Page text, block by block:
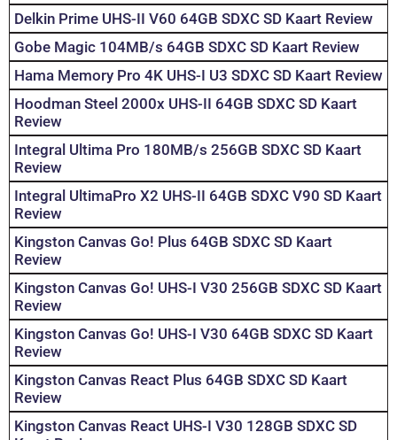
Delkin Prime UHS-II V60 64GB SDXC SD Kaart Review
Gobe Magic 104MB/s 64GB SDXC SD Kaart Review
Hama Memory Pro 4K UHS-I U3 SDXC SD Kaart Review
Hoodman Steel 2000x UHS-II 64GB SDXC SD Kaart
Review
Integral Ultima Pro 180MB/s 256GB SDXC SD Kaart
Review
Integral UltimaPro X2 UHS-II 64GB SDXC V90 SD Kaart
Review
Kingston Canvas Go! Plus 64GB SDXC SD Kaart
Review
Kingston Canvas Go! UHS-I V30 256GB SDXC SD Kaart
Review
Kingston Canvas Go! UHS-I V30 64GB SDXC SD Kaart
Review
Kingston Canvas React Plus 64GB SDXC SD Kaart
Review
Kingston Canvas React UHS-I V30 128GB SDXC SD